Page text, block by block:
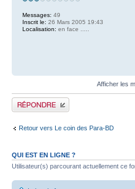
Messages: 49
Inscrit le: 26 Mars 2005 19:43
Localisation: en face .....
Afficher les
Publier une réponse
Retour vers Le coin des Para-BD
QUI EST EN LIGNE ?
Utilisateur(s) parcourant actuellement ce